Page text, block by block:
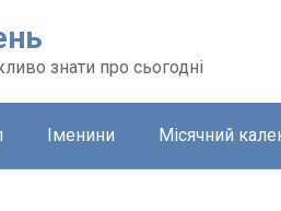
знати про сьогодні
Іменини Місячний